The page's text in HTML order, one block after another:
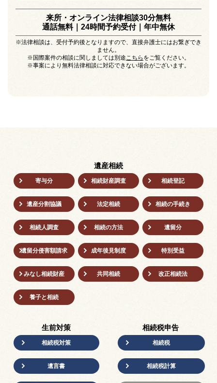
来所・オンライン法律相談30分無料
通話無料｜24時間予約受付｜年中無休
※法律相談は、受付予約後となりますので、直接弁護士にはお繋ぎでき
ません。
※国際案件の相談に関しましては別途こちら をご覧ください。
※事案により無料法律相談に対応できない場合がございます。
遺産相続
寄与分 相続財産調査 相続登記
遺産分割協議 法定相続 相続の⼿続き
相続人調査 相続の方法 遺留分
遺留分侵害額請求 成年後⾒制度 特別受益
みなし相続財産 共同相続 改正相続法
養子と相続
生前対策
相続税対策
遺言書
相続税申告
相続税
相続税計算